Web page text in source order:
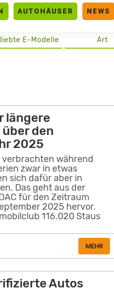
AUTOHÄUSER NEWS
Art
E-Modelle
längere
den
2025
während
zwar in etwas
sich dafür aber in
Das geht aus der
für den Zeitraum
2025 hervor.
116.020 Staus
MEHR
Autos